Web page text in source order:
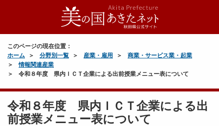
このページの現在位置：
ホーム
分野別一覧 産業・雇用
商業・サービス業・起業
情報関連産業
令和８年度 県内ＩＣＴ企業による出前授業メニュー表について
令和８年度 県内ＩＣＴ企業による出
前授業メニュー表について